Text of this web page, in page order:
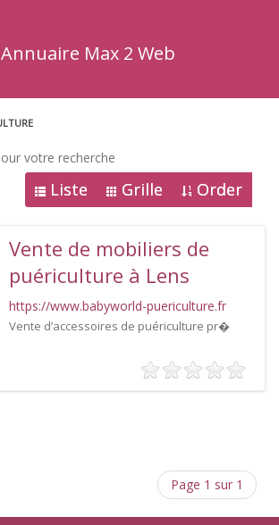
Annuaire Max 2 Web
votre recherche
Liste Grille Order
Vente de mobiliers de
puériculture à Lens
https://www.babyworld-puericulture.fr
Vente d’accessoires de puériculture pr�
Page 1 sur 1